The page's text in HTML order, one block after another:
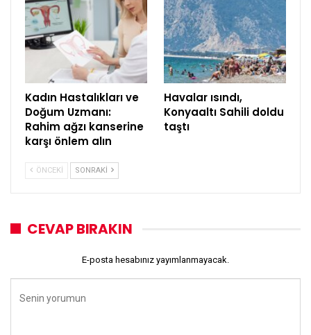
Kadın Hastalıkları ve
Doğum Uzmanı:
Rahim ağzı kanserine
karşı önlem alın
Havalar ısındı,
Konyaaltı Sahili doldu
taştı
ÖNCEKI SONRAKI
CEVAP BIRAKIN
E-posta hesabınız yayımlanmayacak.